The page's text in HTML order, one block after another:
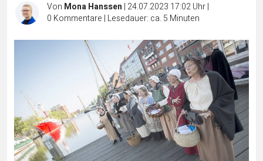
Von Mona Hanssen | 24.07.2023 17:02 Uhr|
0 Kommentare | Lesedauer: ca. 5 Minuten